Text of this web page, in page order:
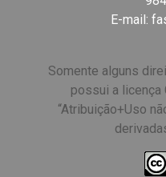
E-mail:
Somente alguns
possui a licença
“Atribuição+Uso